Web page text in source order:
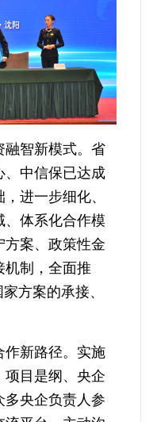
智新模式。省
、中信保已达成
进一步细化、
、体系化合作模
方案、政策性金
机制，全面推
方案的承接、
新路径。实施
项目是纲、央企
多央企负责人参